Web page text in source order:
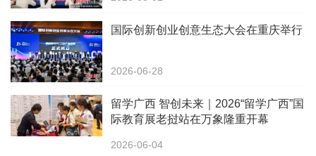
国际创新创业创意生态大会在重庆举行
2026-06-28
留学广西 智创未来｜2026“留学广西”国
际教育展老挝站在万象隆重开幕
2026-06-04